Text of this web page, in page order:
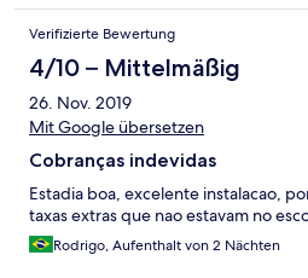
Verifizierte Bewertung
4/10 – Mittelmäßig
26. Nov. 2019
Mit Google übersetzen
Cobranças indevidas
Estadia boa, excelente instalacao,
taxas extras que nao estavam no
Rodrigo, Aufenthalt von 2 Nächten